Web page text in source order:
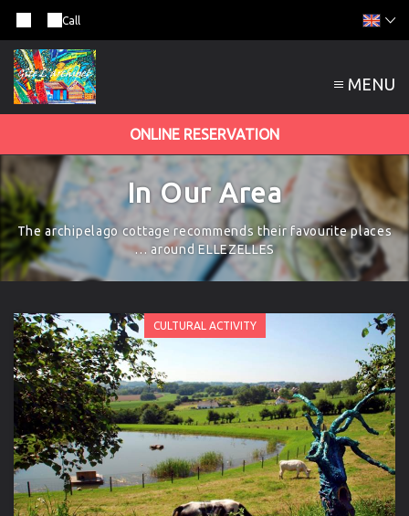
Call
MENU
ONLINE RESERVATION
In Our Area
The archipelago cottage recommends their favourite places
… around ELLEZELLES
CULTURAL ACTIVITY